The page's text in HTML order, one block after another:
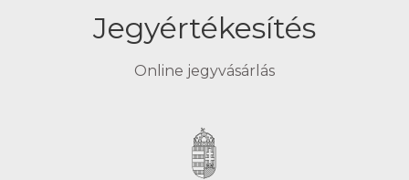
Jegyértékesítés
Online jegyvásárlás